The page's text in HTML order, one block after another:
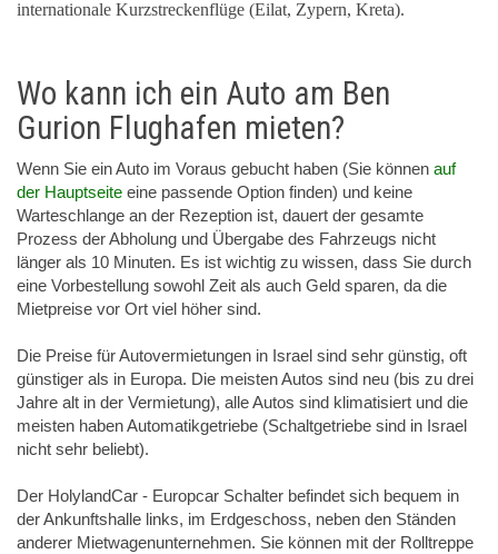
internationale Kurzstreckenflüge (Eilat, Zypern, Kreta).
Wo kann ich ein Auto am Ben
Gurion Flughafen mieten?
Wenn Sie ein Auto im Voraus gebucht haben (Sie können auf
der Hauptseite eine passende Option finden) und keine
Warteschlange an der Rezeption ist, dauert der gesamte
Prozess der Abholung und Übergabe des Fahrzeugs nicht
länger als 10 Minuten. Es ist wichtig zu wissen, dass Sie durch
eine Vorbestellung sowohl Zeit als auch Geld sparen, da die
Mietpreise vor Ort viel höher sind.
Die Preise für Autovermietungen in Israel sind sehr günstig, oft
günstiger als in Europa. Die meisten Autos sind neu (bis zu drei
Jahre alt in der Vermietung), alle Autos sind klimatisiert und die
meisten haben Automatikgetriebe (Schaltgetriebe sind in Israel
nicht sehr beliebt).
Der HolylandCar - Europcar Schalter befindet sich bequem in
der Ankunftshalle links, im Erdgeschoss, neben den Ständen
anderer Mietwagenunternehmen. Sie können mit der Rolltreppe